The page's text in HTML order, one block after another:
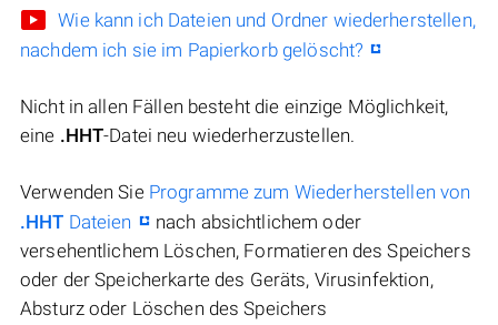
Wie kann ich Dateien und Ordner wiederherstellen,
nachdem ich sie im Papierkorb gelöscht?
Nicht in allen Fällen besteht die einzige Möglichkeit,
eine .HHT-Datei neu wiederherzustellen.
Verwenden Sie Programme zum Wiederherstellen von
.HHT Dateien
nach absichtlichem oder
versehentlichem Löschen, Formatieren des Speichers
oder der Speicherkarte des Geräts, Virusinfektion,
Absturz oder Löschen des Speichers